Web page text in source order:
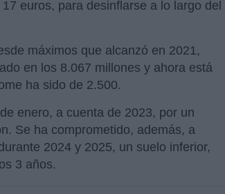
17 euros, para desinflarse a lo largo del
máximos que alcanzó en 2021,
en los 8.067 millones y ahora está
ha sido de 2.500.
enero, a cuenta de 2023, por un
Se ha comprometido, además, a
2024 y 2025, un suelo inferior,
3 años.